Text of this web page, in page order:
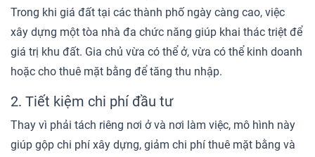
Trong khi giá đất tại các thành phố ngày càng cao, việc
xây dựng một tòa nhà đa chức năng giúp khai thác triệt để
giá trị khu đất. Gia chủ vừa có thể ở, vừa có thể kinh doanh
hoặc cho thuê mặt bằng để tăng thu nhập.
2. Tiết kiệm chi phí đầu tư
Thay vì phải tách riêng nơi ở và nơi làm việc, mô hình này
giúp gộp chi phí xây dựng, giảm chi phí thuê mặt bằng và